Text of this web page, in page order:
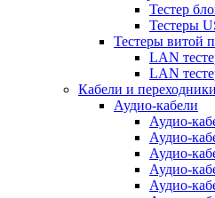
Тестер
Тестеры
Тестеры витой
LAN
LAN
Кабели и переходники
Аудио-кабели
Аудио-
Аудио-
Аудио-
Аудио-
Аудио-